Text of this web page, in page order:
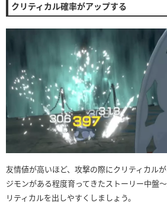
クリティカル確率がアップする
友情値が高いほど、攻撃の際にクリティカル
ジモンがある程度育ってきたストーリー中盤
リティカルを出しやすくしましょう。